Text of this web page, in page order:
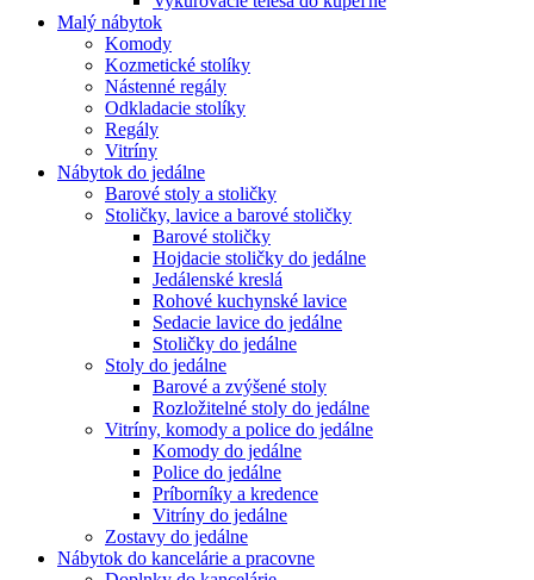
Malý nábytok
Komody
Kozmetické stolíky
Nástenné regály
Odkladacie stolíky
Regály
Vitríny
Nábytok do jedálne
Barové stoly a stoličky
Stoličky, lavice a barové stoličky
Barové stoličky
Hojdacie stoličky do jedálne
Jedálenské kreslá
Rohové kuchynské lavice
Sedacie lavice do jedálne
Stoličky do jedálne
Stoly do jedálne
Barové a zvýšené stoly
Rozložitelné stoly do jedálne
Vitríny, komody a police do jedálne
Komody do jedálne
Police do jedálne
Príborníky a kredence
Vitríny do jedálne
Zostavy do jedálne
Nábytok do kancelárie a pracovne